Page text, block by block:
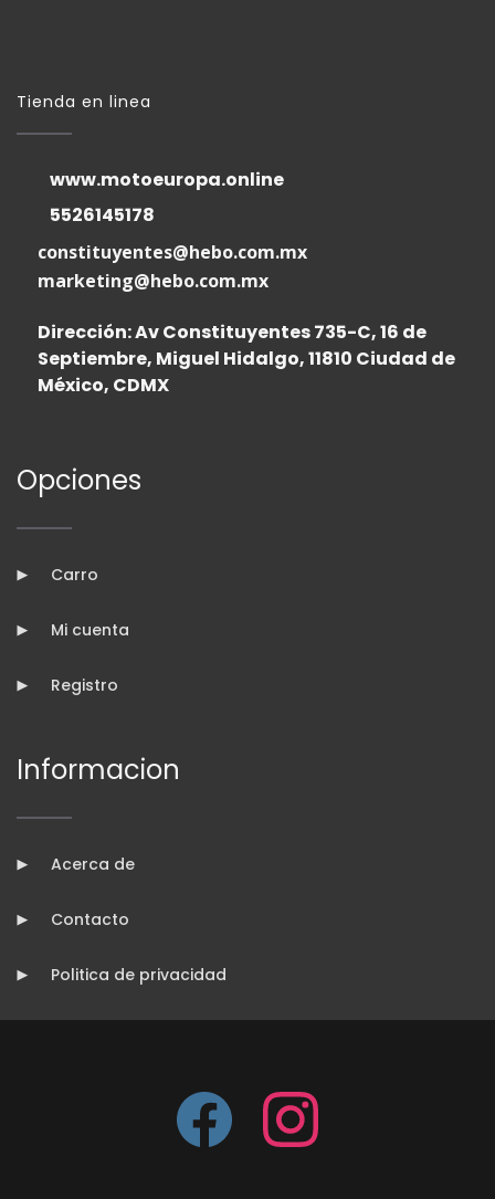
Tienda en linea
www.motoeuropa.online
5526145178
constituyentes@hebo.com.mx
marketing@hebo.com.mx
Dirección: Av Constituyentes 735-C, 16 de
Septiembre, Miguel Hidalgo, 11810 Ciudad de
México, CDMX
Opciones
Carro
Mi cuenta
Registro
Informacion
Acerca de
Contacto
Politica de privacidad